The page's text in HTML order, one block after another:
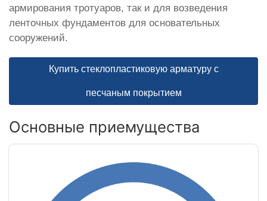
армирования тротуаров, так и для возведения
ленточных фундаментов для основательных
сооружений.
Купить стеклопластиковую арматуру с
песчаным покрытием
Основные приемущества